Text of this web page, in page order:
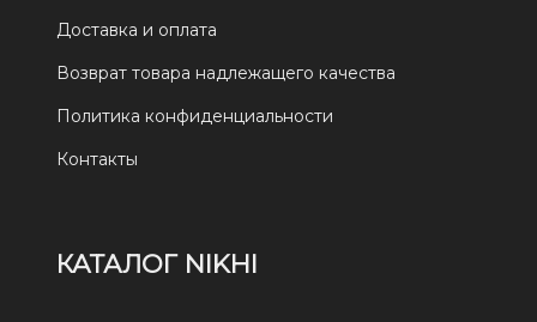
Доставка и оплата
Возврат товара надлежащего качества
Политика конфиденциальности
Контакты
КАТАЛОГ NIKHI